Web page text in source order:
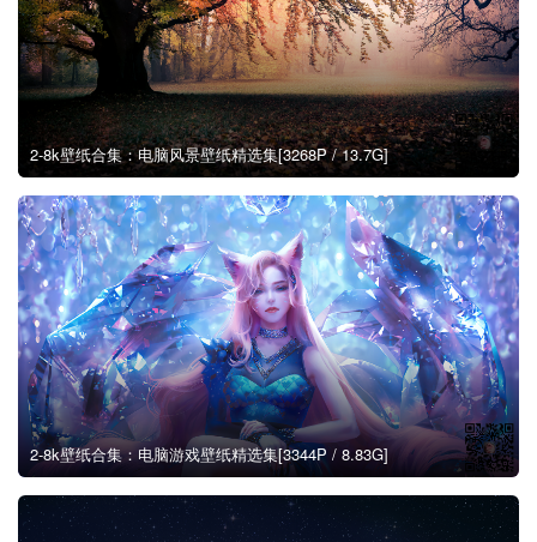
2-8k壁纸合集：电脑风景壁纸精选集[3268P / 13.7G]
2-8k壁纸合集：电脑游戏壁纸精选集[3344P / 8.83G]